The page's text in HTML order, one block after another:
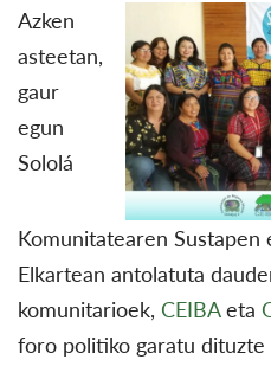
Azken
asteetan,
gaur
egun
Sololá
Komunitatearen Sustapen
Elkartean antolatuta
komunitarioek, CEIBAeta
foro politiko garatu dituzte